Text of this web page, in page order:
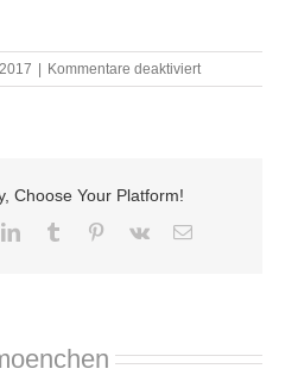
Kommentare deaktiviertfür
City
Choose Your Platform!
LinkedInTumblr Pinterest
Vk
E-